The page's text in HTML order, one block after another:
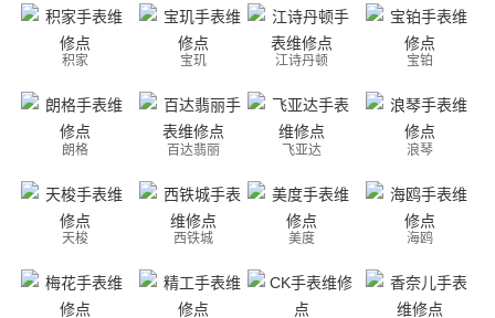
积家 宝玑 江诗丹顿 宝铂
朗格 百达翡丽 飞亚达 浪琴
天梭 西铁城 美度 海鸥